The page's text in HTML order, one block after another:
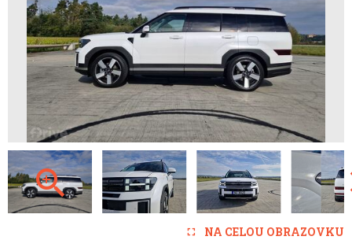
NA CELOU OBRAZOVKU